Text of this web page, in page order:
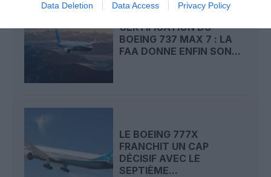
Data Deletion Data Access Privacy Policy
CERTIFICATION DU
BOEING 737 MAX 7 : LA
FAA DONNE ENFIN SON...
LE BOEING 777X
FRANCHIT UN CAP
DÉCISIF AVEC LE
SEPTIÈME...